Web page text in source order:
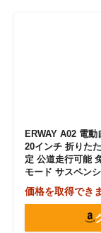
ERWAY A02 電
20インチ 折りた
定 公道走行可能
モード サスペン
価格を取得でき